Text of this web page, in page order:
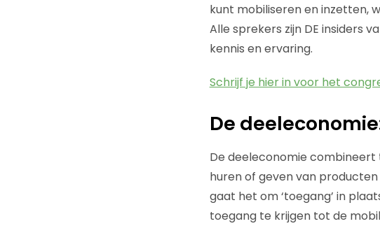
kunt mobiliseren en inzetten,
Alle sprekers zijn DE insiders
kennis en ervaring.
Schrijf je hier in voor het
De
De deeleconomie combineert
huren of geven van
gaat het om ‘toegang’ in
toegang te krijgen tot de